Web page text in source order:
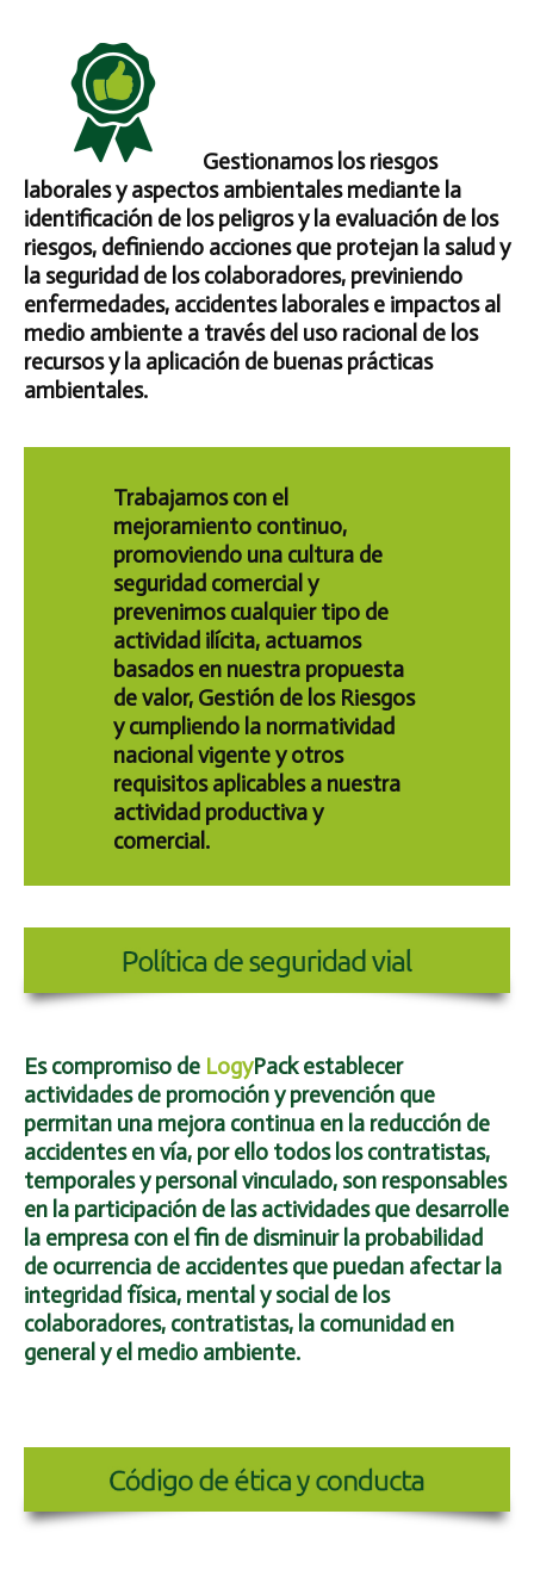
Gestionamos los riesgos
laborales y aspectos ambientales mediante la
identificación de los peligros y la evaluación de los
riesgos, definiendo acciones que protejan la salud y
la seguridad de los colaboradores, previniendo
enfermedades, accidentes laborales e impactos al
medio ambiente a través del uso racional de los
recursos y la aplicación de buenas prácticas
ambientales.
Trabajamos con el
mejoramiento continuo,
promoviendo una cultura de
seguridad comercial y
prevenimos cualquier tipo de
actividad ilícita, actuamos
basados en nuestra propuesta
de valor, Gestión de los Riesgos
y cumpliendo la normatividad
nacional vigente y otros
requisitos aplicables a nuestra
actividad productiva y
comercial.
Es compromiso de LogyPackestablecer
actividades de promoción y prevención que
permitan una mejora continua en la reducción de
accidentes en vía, por ello todos los contratistas,
temporales y personal vinculado, son responsables
en la participación de las actividades que desarrolle
la empresa con el fin de disminuir la probabilidad
de ocurrencia de accidentes que puedan afectar la
integridad física, mental y social de los
colaboradores, contratistas, la comunidad en
general y el medio ambiente.